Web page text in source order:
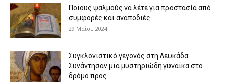
Ποιους ψαλμούς να λέτε για προστασία από
συμφορές και αναποδιές
29 Μαΐου 2024
Συγκλονιστικό γεγονός στη Λευκάδα:
Συνάντησαν μια μυστηριώδη γυναίκα στο
δρόμο προς...